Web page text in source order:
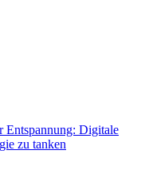
Entspannung: Digitale
zu tanken